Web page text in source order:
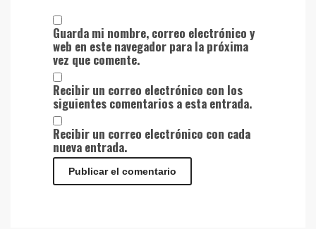
Guarda mi nombre, correo electrónico y
web en este navegador para la próxima
vez que comente.
Recibir un correo electrónico con los
siguientes comentarios a esta entrada.
Recibir un correo electrónico con cada
nueva entrada.